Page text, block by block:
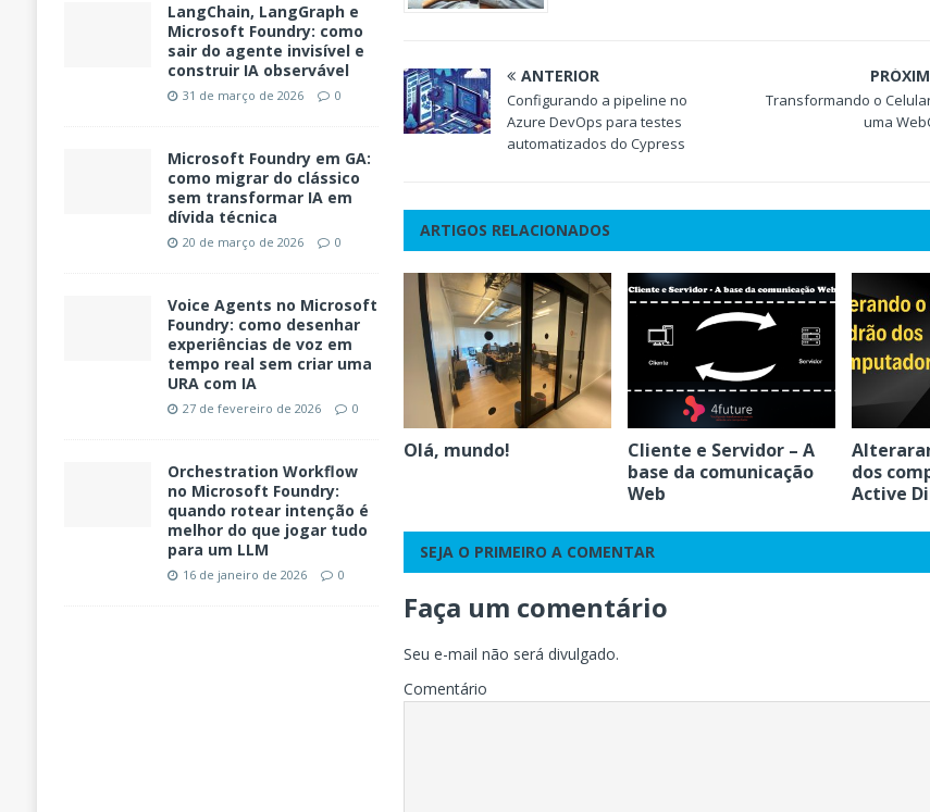
ANTERIOR
Configurando a pipeline no
Azure DevOps para testes
automatizados do Cypress
Transformando o
uma
ARTIGOS RELACIONADOS
Olá, mundo!
Cliente e Servidor – A
base da comunicação
Web
dos
Active
SEJA O PRIMEIRO A COMENTAR
Faça um comentário
Seu e-mail não será divulgado.
Comentário
LangChain, LangGraph e
Microsoft Foundry: como
sair do agente invisível e
construir IA observável
31 de março de 2026 0
Microsoft Foundry em GA:
como migrar do clássico
sem transformar IA em
dívida técnica
20 de março de 2026 0
Voice Agents no Microsoft
Foundry: como desenhar
experiências de voz em
tempo real sem criar uma
URA com IA
27 de fevereiro de 2026 0
Orchestration Workflow
no Microsoft Foundry:
quando rotear intenção é
melhor do que jogar tudo
para um LLM
16 de janeiro de 2026 0